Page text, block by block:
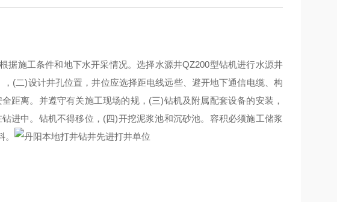
据施工条件和地下水开采情况。选择水源井QZ200型钻机进行水源井
(二)设计井孔位置，井位应选择距电线远些、避开地下通信电缆、构
距离。并遵守有关施工现场的规，(三)钻机及附属配套设备的安装，
进中。钻机不得移位，(四)开挖泥浆池和沉砂池。容积必须施工储浆